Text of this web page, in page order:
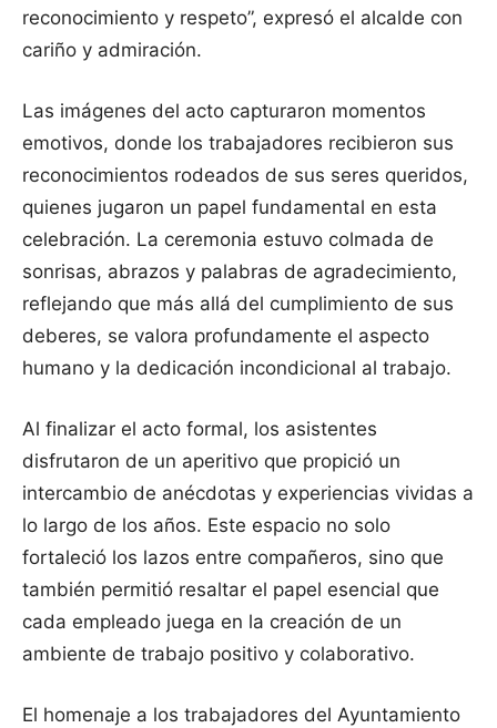
reconocimiento y respeto”, expresó el alcalde con
cariño y admiración.
Las imágenes del acto capturaron momentos
emotivos, donde los trabajadores recibieron sus
reconocimientos rodeados de sus seres queridos,
quienes jugaron un papel fundamental en esta
celebración. La ceremonia estuvo colmada de
sonrisas, abrazos y palabras de agradecimiento,
reflejando que más allá del cumplimiento de sus
deberes, se valora profundamente el aspecto
humano y la dedicación incondicional al trabajo.
Al finalizar el acto formal, los asistentes
disfrutaron de un aperitivo que propició un
intercambio de anécdotas y experiencias vividas a
lo largo de los años. Este espacio no solo
fortaleció los lazos entre compañeros, sino que
también permitió resaltar el papel esencial que
cada empleado juega en la creación de un
ambiente de trabajo positivo y colaborativo.
El homenaje a los trabajadores del Ayuntamiento